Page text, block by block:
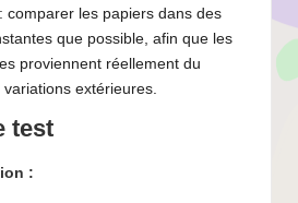
comparer les papiers dans des
que possible, afin que les
proviennent réellement du
extérieures.
test
: